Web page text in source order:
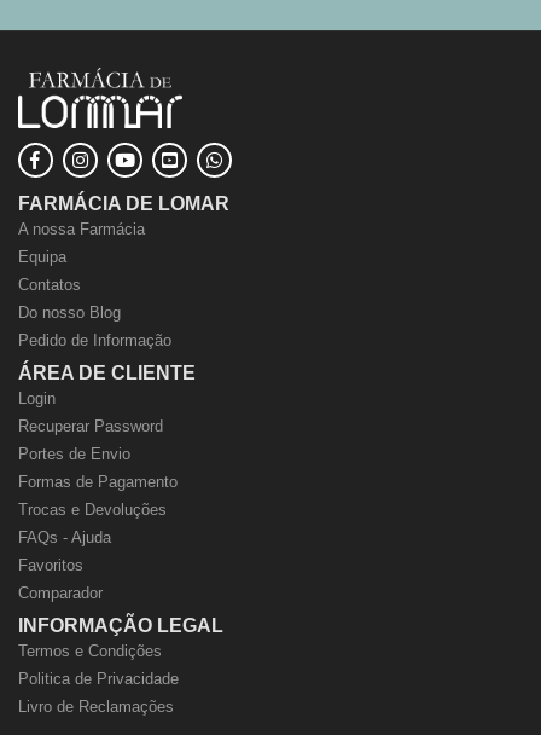
FARMÁCIA DE LOMAR
A nossa Farmácia
Equipa
Contatos
Do nosso Blog
Pedido de Informação
ÁREA DE CLIENTE
Login
Recuperar Password
Portes de Envio
Formas de Pagamento
Trocas e Devoluções
FAQs - Ajuda
Favoritos
Comparador
INFORMAÇÃO LEGAL
Termos e Condições
Politica de Privacidade
Livro de Reclamações